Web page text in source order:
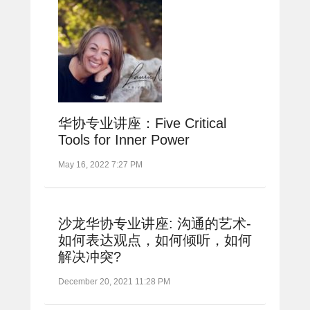
华协专业讲座：Five Critical
Tools for Inner Power
May 16, 2022 7:27 PM
沙龙华协专业讲座: 沟通的艺术-
如何表达观点，如何倾听，如何
解决冲突?
December 20, 2021 11:28 PM